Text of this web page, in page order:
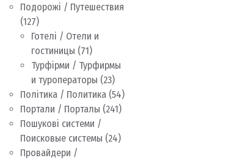
Подорожі / Путешествия
(127)
Готелі / Отели и
гостиницы (71)
Турфірми / Турфирмы
и туроператоры (23)
Політика / Политика (54)
Портали / Порталы (241)
Пошукові системи /
Поисковые системы (24)
Провайдери /